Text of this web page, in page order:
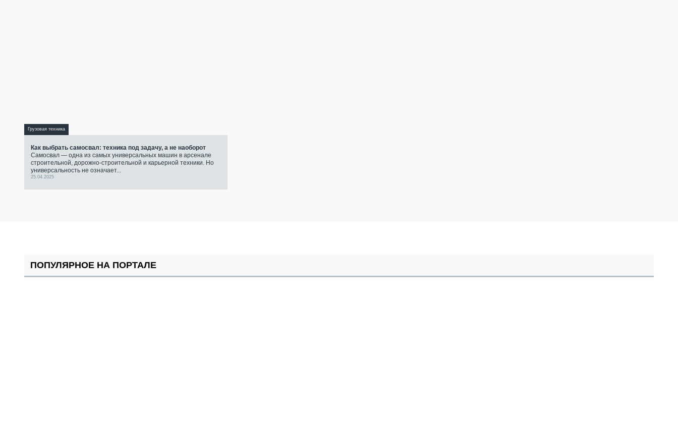
Грузовая техника
Как выбрать самосвал: техника под задачу, а не наоборот
Самосвал — одна из самых универсальных машин в арсенале
строительной, дорожно-строительной и карьерной техники. Но
универсальность не означает...
25.04.2025
ПОПУЛЯРНОЕ НА ПОРТАЛЕ